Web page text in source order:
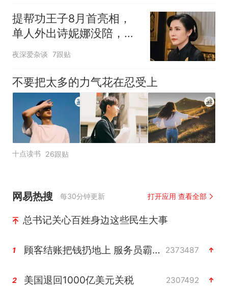
提帮功王子8月首亮相，
单人外出诗妮娜没陪，泰
王对他另有重任
夜深爱杂谈 7跟贴
不要把太多的力气花在忍受上
十点读书 26跟贴
网易热搜 每30分钟更新 打开应用 查看全部
总书记关心百姓身边这些民生大事
1 顾客结账把钱扔地上 服务员霸气扔回 2373487
2 美国退回1000亿美元关税 2307492